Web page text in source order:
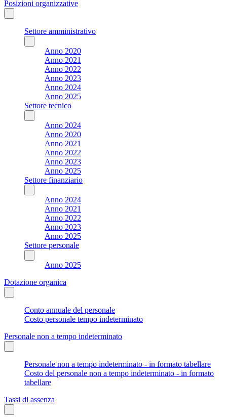
Posizioni organizzative
Settore amministrativo
Anno 2020
Anno 2021
Anno 2022
Anno 2023
Anno 2024
Anno 2025
Settore tecnico
Anno 2024
Anno 2020
Anno 2021
Anno 2022
Anno 2023
Anno 2025
Settore finanziario
Anno 2024
Anno 2021
Anno 2022
Anno 2023
Anno 2025
Settore personale
Anno 2025
Dotazione organica
Conto annuale del personale
Costo personale tempo indeterminato
Personale non a tempo indeterminato
Personale non a tempo indeterminato - in formato tabellare
Costo del personale non a tempo indeterminato - in formato
tabellare
Tassi di assenza